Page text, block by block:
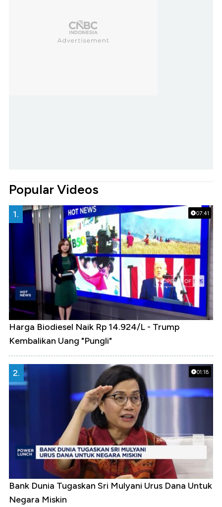
Popular Videos
07:41
1.
Harga Biodiesel Naik Rp 14.924/L - Trump
Kembalikan Uang "Pungli"
01:18
2.
Bank Dunia Tugaskan Sri Mulyani Urus Dana Untuk
Negara Miskin